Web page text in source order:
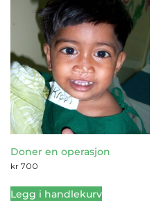
Doner en operasjon
kr 700
Legg i handlekurv